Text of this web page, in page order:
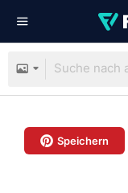
Speichern